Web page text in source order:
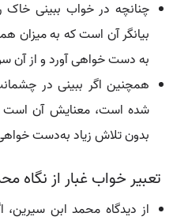
چنانچه در خواب ببینی خاک
بیانگر آن است که به میزان
به دست خواهی آورد و از آن
همچنین اگر ببینی در
شده است، معنایش آن است
بدون تلاش زیاد به‌دست
تعبیر خواب غبار از نگاه
از دیدگاه محمد ابن سیرین،